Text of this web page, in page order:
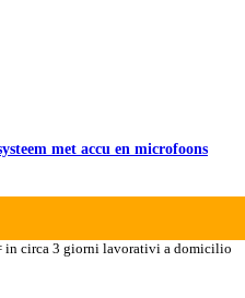
met accu en microfoons
in circa 3 giorni lavorativi a domicilio